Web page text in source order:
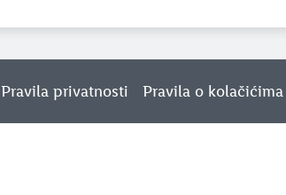
Pravila privatnosti Pravila o kolačićima